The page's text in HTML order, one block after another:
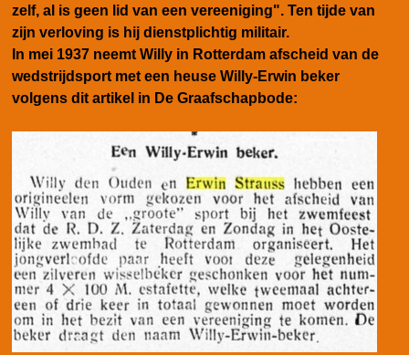
zelf, al is geen lid van een vereeniging". Ten tijde van
zijn verloving is hij dienstplichtig militair.
In mei 1937 neemt Willy in Rotterdam afscheid van de
wedstrijdsport met een heuse Willy-Erwin beker
volgens dit artikel in De Graafschapbode: